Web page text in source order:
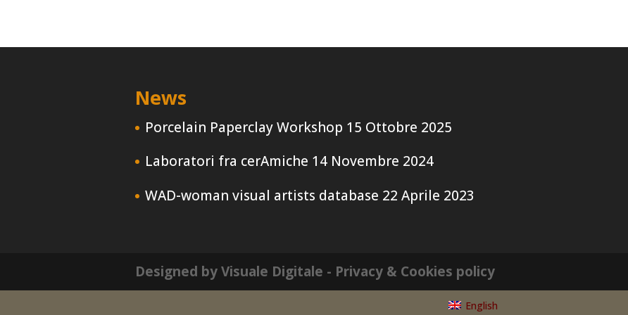
News
Porcelain Paperclay Workshop 15 Ottobre 2025
Laboratori fra cerAmiche 14 Novembre 2024
WAD-woman visual artists database 22 Aprile 2023
Designed by Visuale Digitale - Privacy & Cookies policy
English